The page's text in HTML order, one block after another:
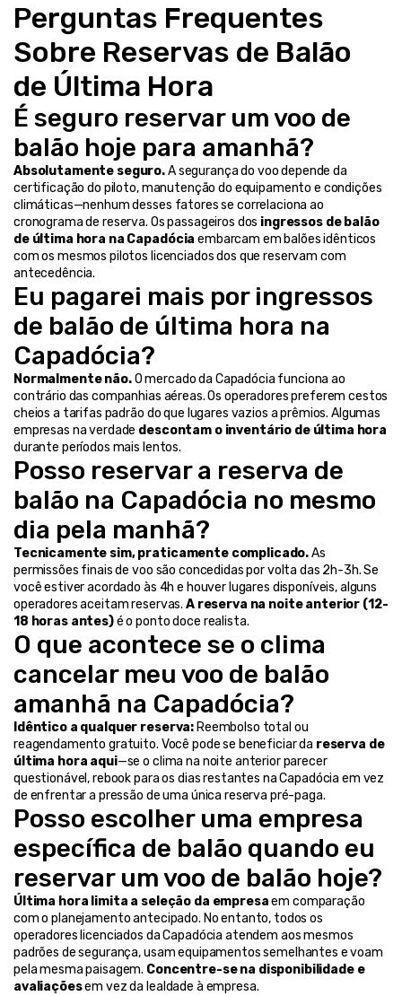
Perguntas Frequentes
Sobre Reservas de Balão
de Última Hora
É seguro reservar um voo de
balão hoje para amanhã?
Absolutamente seguro. A segurança do voo depende da
certificação do piloto, manutenção do equipamento e condições
climáticas—nenhum desses fatores se correlaciona ao
cronograma de reserva. Os passageiros dos ingressos de balão
de última hora na Capadócia embarcam em balões idênticos
com os mesmos pilotos licenciados dos que reservam com
antecedência.
Eu pagarei mais por ingressos
de balão de última hora na
Capadócia?
Normalmente não. O mercado da Capadócia funciona ao
contrário das companhias aéreas. Os operadores preferem cestos
cheios a tarifas padrão do que lugares vazios a prêmios. Algumas
empresas na verdade descontam o inventário de última hora
durante períodos mais lentos.
Posso reservar a reserva de
balão na Capadócia no mesmo
dia pela manhã?
Tecnicamente sim, praticamente complicado. As
permissões finais de voo são concedidas por volta das 2h-3h. Se
você estiver acordado às 4h e houver lugares disponíveis, alguns
operadores aceitam reservas. A reserva na noite anterior (12-
18 horas antes) é o ponto doce realista.
O que acontece se o clima
cancelar meu voo de balão
amanhã na Capadócia?
Idêntico a qualquer reserva: Reembolso total ou
reagendamento gratuito. Você pode se beneficiar da reserva de
última hora aqui—se o clima na noite anterior parecer
questionável, rebook para os dias restantes na Capadócia em vez
de enfrentar a pressão de uma única reserva pré-paga.
Posso escolher uma empresa
específica de balão quando eu
reservar um voo de balão hoje?
Última hora limita a seleção da empresa em comparação
com o planejamento antecipado. No entanto, todos os
operadores licenciados da Capadócia atendem aos mesmos
padrões de segurança, usam equipamentos semelhantes e voam
pela mesma paisagem. Concentre-se na disponibilidade e
avaliações em vez da lealdade à empresa.